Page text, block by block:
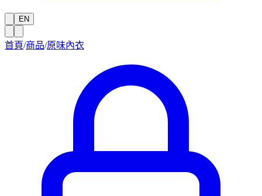
EN
首頁/商品/原味內衣